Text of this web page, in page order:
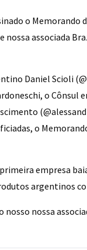
o Memorando
nossa associada
Daniel Scioli (
o Cônsul
(
o
empresa
argentinos
nossa